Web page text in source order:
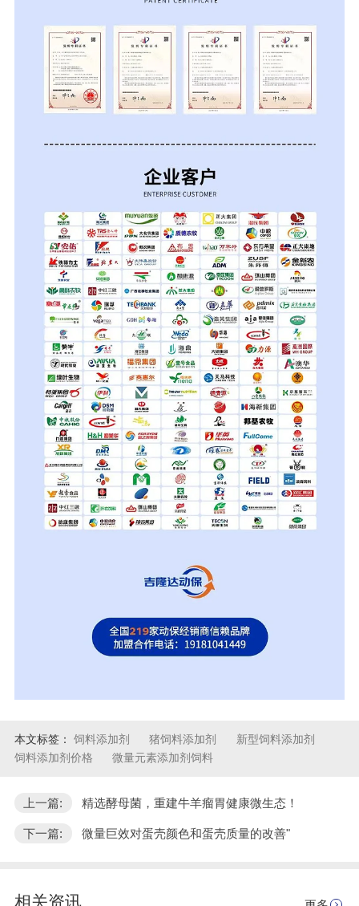
本文标签： 饲料添加剂 猪饲料添加剂
新型饲料添加剂
饲料添加剂价格
微量元素添加剂饲料
上一篇: 精选酵母菌，重建牛羊瘤胃健康微生态！
下一篇: 微量巨效对蛋壳颜色和蛋壳质量的改善"
相关资讯